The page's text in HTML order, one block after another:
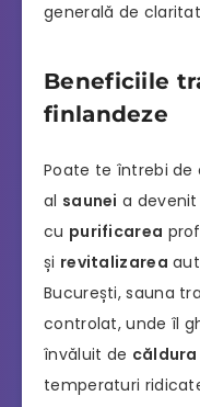
generală de
Beneficiile
finlandeze
Poate te întrebi de
al saunei a
cu purificarea
și revitalizarea
București, sauna
controlat, unde îl
învăluit de
temperaturi